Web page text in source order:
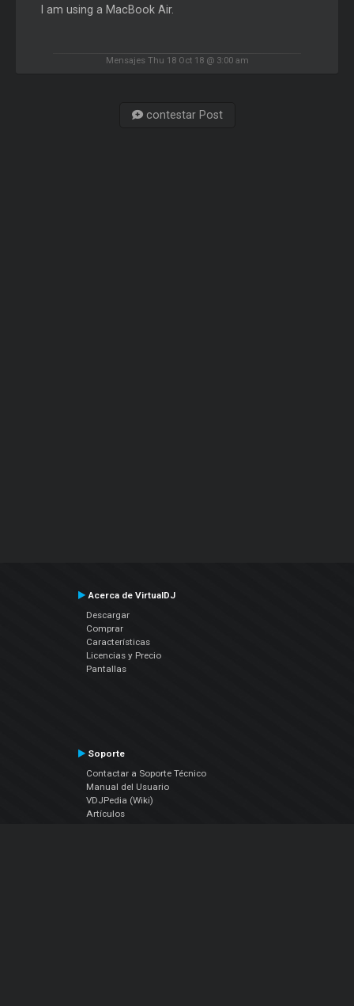
I am using a MacBook Air.
Mensajes Thu 18 Oct 18 @ 3:00 am
contestar Post
Acerca de VirtualDJ
Descargar
Comprar
Características
Licencias y Precio
Pantallas
Soporte
Contactar a Soporte Técnico
Manual del Usuario
VDJPedia (Wiki)
Artículos